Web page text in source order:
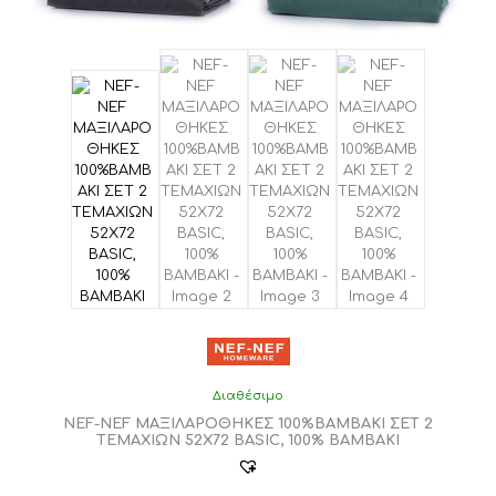
Διαθέσιμο
NEF-NEF ΜΑΞΙΛΑΡΟΘΗΚΕΣ 100%ΒΑΜΒΑΚΙ ΣΕΤ 2
ΤΕΜΑΧΙΩΝ 52Χ72 BASIC, 100% BAMBAKI